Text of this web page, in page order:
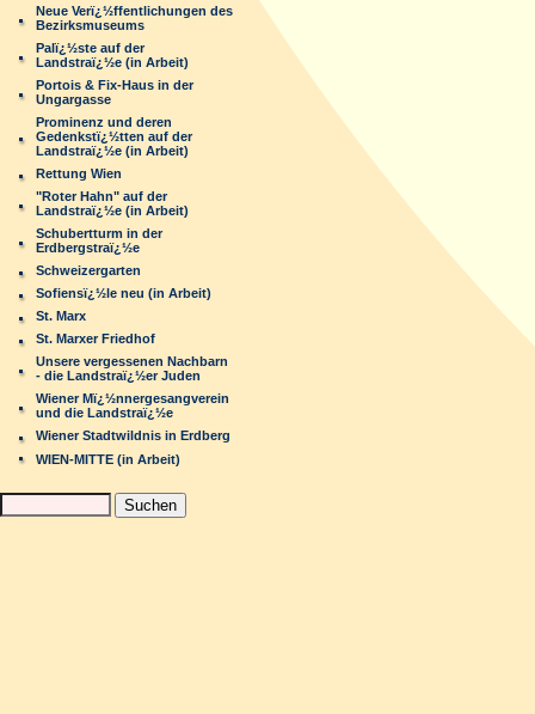
Neue Verï¿½ffentlichungen des
Bezirksmuseums
Palï¿½ste auf der
Landstraï¿½e (in Arbeit)
Portois & Fix-Haus in der
Ungargasse
Prominenz und deren
Gedenkstï¿½tten auf der
Landstraï¿½e (in Arbeit)
Rettung Wien
"Roter Hahn" auf der
Landstraï¿½e (in Arbeit)
Schubertturm in der
Erdbergstraï¿½e
Schweizergarten
Sofiensï¿½le neu (in Arbeit)
St. Marx
St. Marxer Friedhof
Unsere vergessenen Nachbarn
- die Landstraï¿½er Juden
Wiener Mï¿½nnergesangverein
und die Landstraï¿½e
Wiener Stadtwildnis in Erdberg
WIEN-MITTE (in Arbeit)